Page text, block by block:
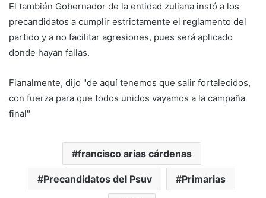
El también Gobernador de la entidad zuliana instó a los
precandidatos a cumplir estrictamente el reglamento del
partido y a no facilitar agresiones, pues será aplicado
donde hayan fallas.
Fianalmente, dijo "de aquí tenemos que salir fortalecidos,
con fuerza para que todos unidos vayamos a la campaña
final"
francisco arias cárdenas
Precandidatos del Psuv Primarias